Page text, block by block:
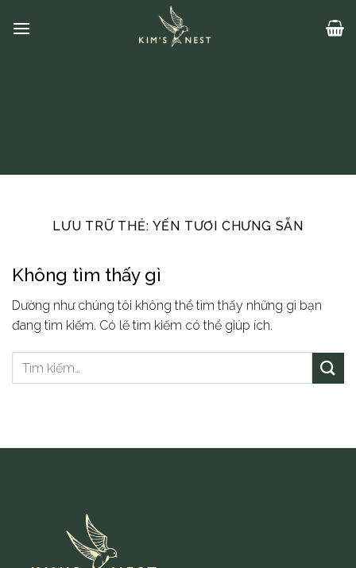
qua
LƯU TRỮ THẺ: YẾN TƯƠI CHƯNG SẴN
Không tìm thấy gì
Dường như chúng tôi không thể tìm thấy những gì bạn
đang tìm kiếm. Có lẽ tìm kiếm có thể giúp ích.